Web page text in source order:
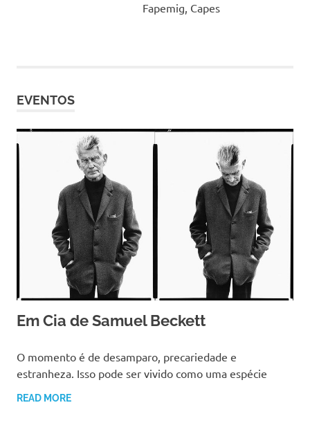
Fapemig, Capes
EVENTOS
Em Cia de Samuel Beckett
O momento é de desamparo, precariedade e
estranheza. Isso pode ser vivido como uma espécie
READ MORE